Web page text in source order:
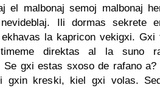
el malbonaj semoj malbonaj
Ili dormas sekrete
la kapricon vekigxi. Gxi
direktas al la suno
Se gxi estas sxoso de rafano a?
gxin kreski, kiel gxi volas.